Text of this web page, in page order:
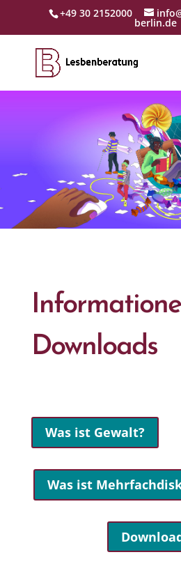
+49 30 2152000
berlin.de
Downloads
Was ist Gewalt?
Was ist